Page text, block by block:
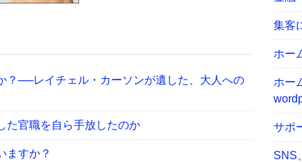
？──レイチェル・カーソンが遺した、大人への
た官職を自ら手放したのか
ますか？
集客
ホー
ホー
サポ
SNS